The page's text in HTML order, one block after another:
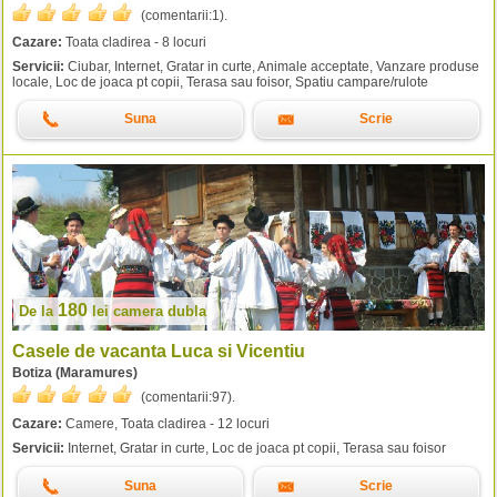
(comentarii:1 ).
Cazare: Toata cladirea - 8 locuri
Servicii: Ciubar, Internet, Gratar in curte, Animale acceptate, Vanzare produse
locale, Loc de joaca pt copii, Terasa sau foisor, Spatiu campare/rulote
Suna Scrie
De la 180 leicamera dubla
Casele de vacanta Luca si Vicentiu
Botiza (Maramures)
(comentarii:97).
Cazare: Camere, Toata cladirea - 12 locuri
Servicii: Internet, Gratar in curte, Loc de joaca pt copii, Terasa sau foisor
Suna Scrie